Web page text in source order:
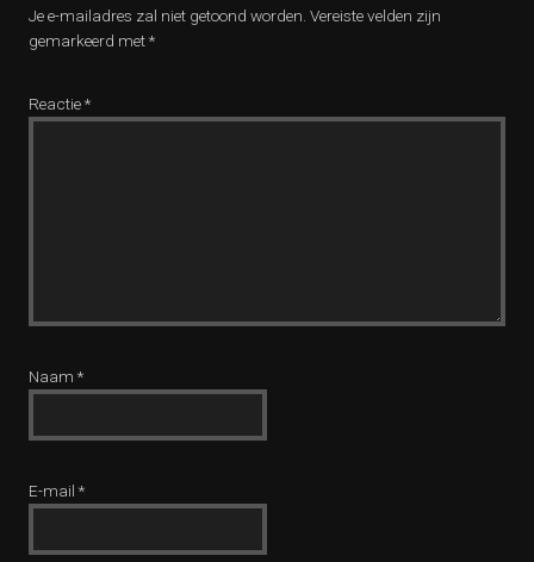
Je e-mailadres zal niet getoond worden. Vereiste velden zijn
gemarkeerd met*
Reactie*
Naam *
E-mail *